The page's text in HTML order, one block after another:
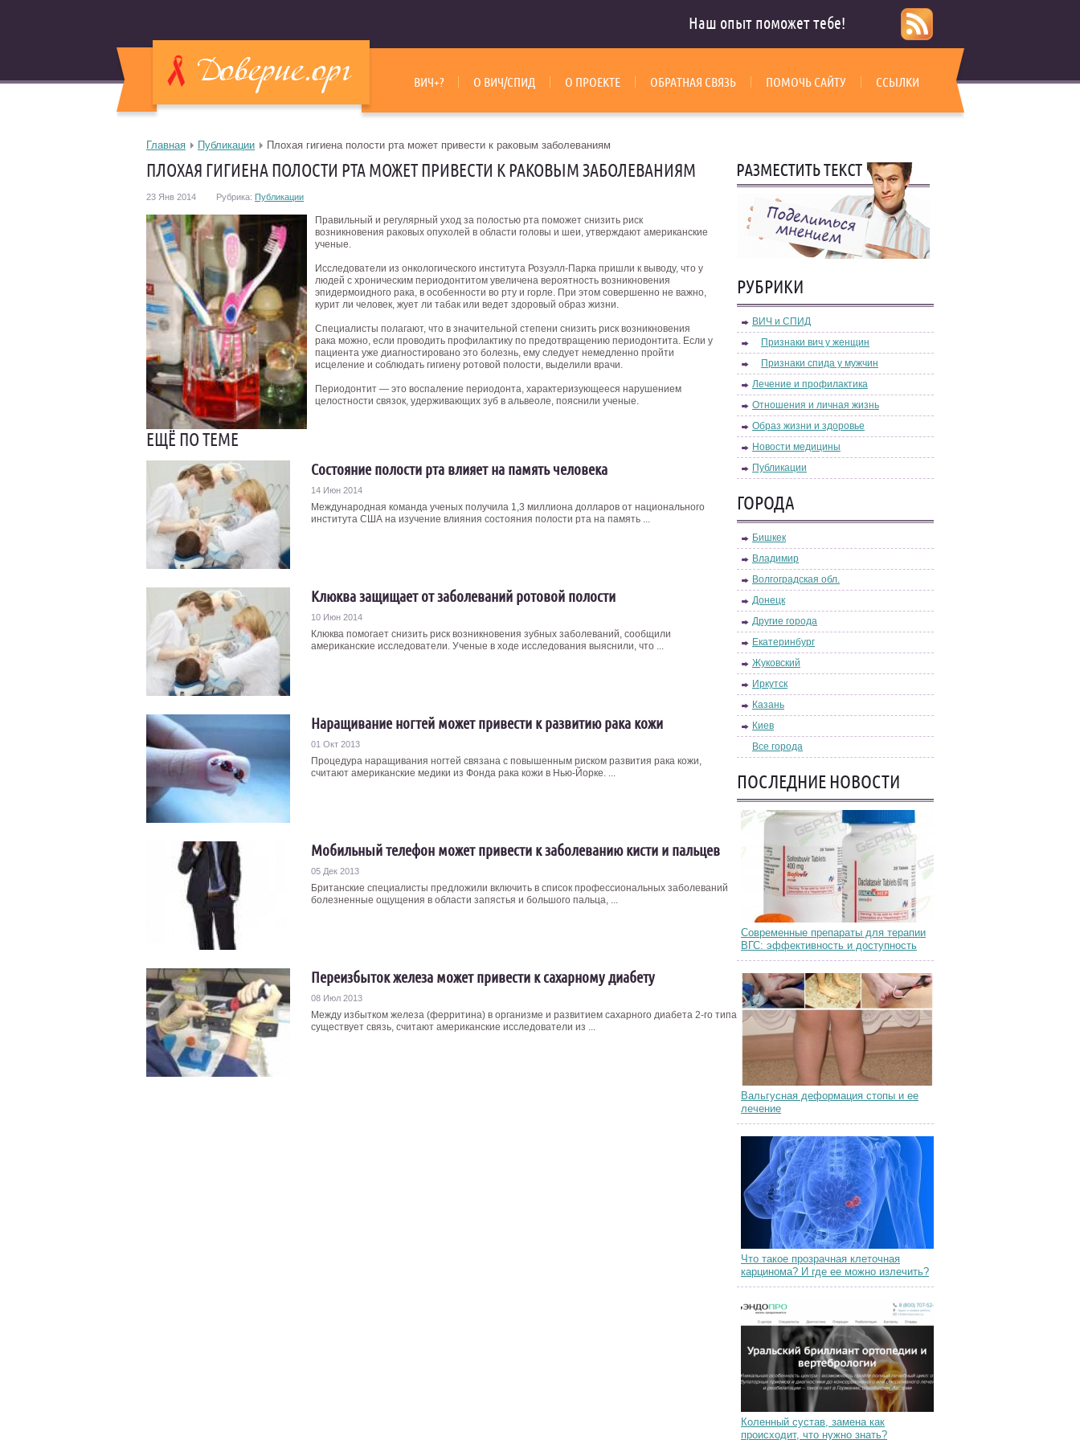
Наш опыт поможет тебе!
ВИЧ+? О ВИЧ/СПИД О ПРОЕКТЕ ОБРАТНАЯ СВЯЗЬ ПОМОЧЬ САЙТУ ССЫЛКИ
Главная Публикации Плохая гигиена полости рта может привести к раковым заболеваниям
ПЛОХАЯ ГИГИЕНА ПОЛОСТИ РТА МОЖЕТ ПРИВЕСТИ К РАКОВЫМ ЗАБОЛЕВАНИЯМ
23 Янв 2014 Рубрика: Публикации
Правильный и регулярный уход за полостью рта поможет снизить риск
возникновения раковых опухолей в области головы и шеи, утверждают американские
ученые.
Исследователи из онкологического института Розуэлл-Парка пришли к выводу, что у
людей с хроническим периодонтитом увеличена вероятность возникновения
эпидермоидного рака, в особенности во рту и горле. При этом совершенно не важно,
курит ли человек, жует ли табак или ведет здоровый образ жизни.
Специалисты полагают, что в значительной степени снизить риск возникновения
рака можно, если проводить профилактику по предотвращению периодонтита. Если у
пациента уже диагностировано это болезнь, ему следует немедленно пройти
исцеление и соблюдать гигиену ротовой полости, выделили врачи.
Периодонтит — это воспаление периодонта, характеризующееся нарушением
целостности связок, удерживающих зуб в альвеоле, пояснили ученые.
ЕЩЁ ПО ТЕМЕ
Состояние полости рта влияет на память человека
14 Июн 2014
Международная команда ученых получила 1,3 миллиона долларов от национального
института США на изучение влияния состояния полости рта на память ...
Клюква защищает от заболеваний ротовой полости
10 Июн 2014
Клюква помогает снизить риск возникновения зубных заболеваний, сообщили
американские исследователи. Ученые в ходе исследования выяснили, что ...
Наращивание ногтей может привести к развитию рака кожи
01 Окт 2013
Процедура наращивания ногтей связана с повышенным риском развития рака кожи,
считают американские медики из Фонда рака кожи в Нью-Йорке. ...
Мобильный телефон может привести к заболеванию кисти и пальцев
05 Дек 2013
Британские специалисты предложили включить в список профессиональных заболеваний
болезненные ощущения в области запястья и большого пальца, ...
Переизбыток железа может привести к сахарному диабету
08 Июл 2013
Между избытком железа (ферритина) в организме и развитием сахарного диабета 2-го типа
существует связь, считают американские исследователи из ...
РУБРИКИ
ВИЧ и СПИД
Признаки вич у женщин
Признаки спида у мужчин
Лечение и профилактика
Отношения и личная жизнь
Образ жизни и здоровье
Новости медицины
Публикации
ГОРОДА
Бишкек
Владимир
Волгоградская обл.
Донецк
Другие города
Екатеринбург
Жуковский
Иркутск
Казань
Киев
Все города
ПОСЛЕДНИЕ НОВОСТИ
Современные препараты для терапии
ВГС: эффективность и доступность
Вальгусная деформация стопы и ее
лечение
Что такое прозрачная клеточная
карцинома? И где ее можно излечить?
Коленный сустав, замена как
происходит, что нужно знать?